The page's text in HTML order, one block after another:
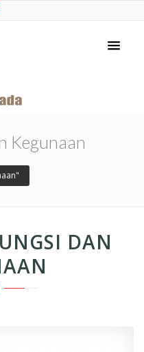
Kegunaan
DAN